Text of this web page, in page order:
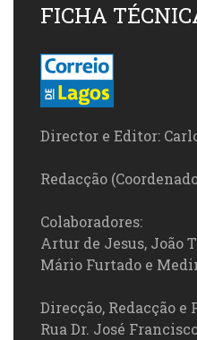
FICHA
Director e Editor:
Redacção
Colaboradores:
Artur de Jesus, João
Mário Furtado e
Direcção, Redacção e
Rua Dr. José